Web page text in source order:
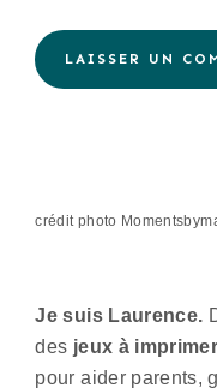
crédit photo
Je suis Laurence.
des jeux à imprimer
pour aider parents,